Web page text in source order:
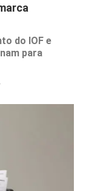
do IOF e
para